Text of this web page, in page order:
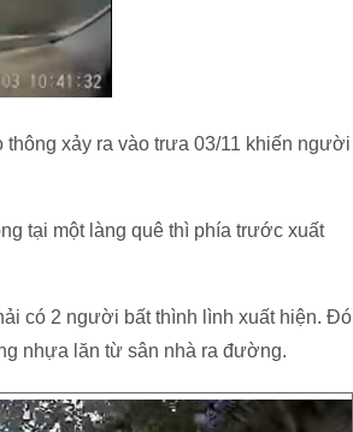
thông xảy ra vào trưa 03/11 khiến người
tại một làng quê thì phía trước xuất
có 2 người bất thình lình xuất hiện. Đó
nhựa lăn từ sân nhà ra đường.